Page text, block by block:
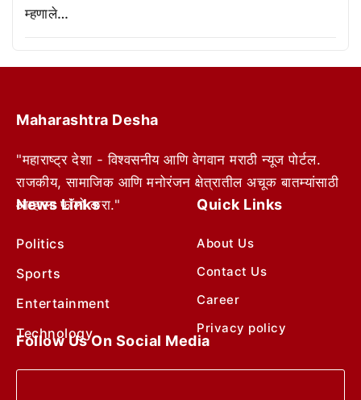
म्हणाले…
Maharashtra Desha
"महाराष्ट्र देशा - विश्वसनीय आणि वेगवान मराठी न्यूज पोर्टल.
राजकीय, सामाजिक आणि मनोरंजन क्षेत्रातील अचूक बातम्यांसाठी
आम्हाला फॉलो करा."
News Links
Politics
Sports
Entertainment
Technology
Quick Links
About Us
Contact Us
Career
Privacy policy
Follow Us On Social Media